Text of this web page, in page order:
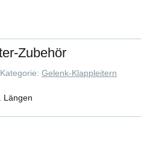
Zubehör
Kategorie: Gelenk-Klappleitern
Längen